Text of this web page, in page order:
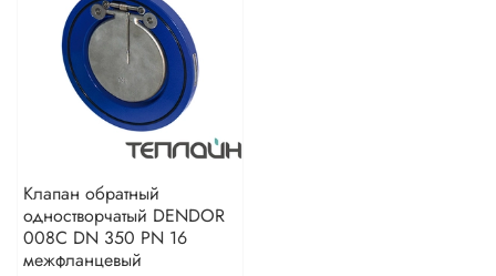
Клапан обратный
одностворчатый DENDOR
008С DN 350 PN 16
межфланцевый